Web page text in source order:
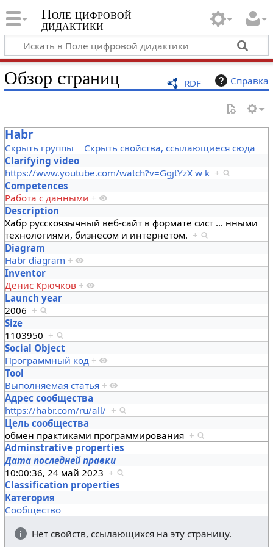
Поле цифровой
дидактики
RDF Справка
Обзор страниц
Habr
Скрыть группы
Скрыть свойства, ссылающиеся сюда
Clarifying video
https://www.youtube.com/watch?v=GgjtYzX w k +
Competences
Работа с данными +
Description
Хабр русскоязычный веб-сайт в формате сист… нными
технологиями, бизнесом и интернетом. +
Diagram
Habr diagram +
Inventor
Денис Крючков +
Launch year
2006 +
Size
1103950 +
Social Object
Программный код +
Tool
Выполняемая статья +
Адрес сообщества
https://habr.com/ru/all/ +
Цель сообщества
обмен практиками программирования +
Adminstrative properties
Дата последней правки
10:00:36, 24 май 2023 +
Classification properties
Категория
Сообщество
Нет свойств, ссылающихся на эту страницу.